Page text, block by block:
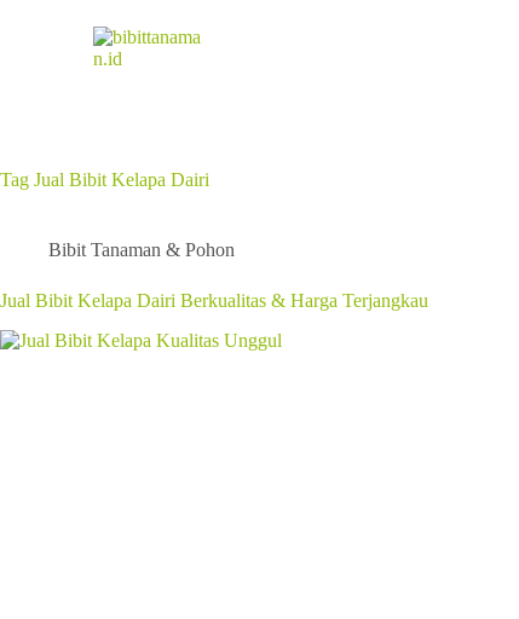
Tag Jual Bibit Kelapa Dairi
Bibit Tanaman & Pohon
Jual Bibit Kelapa Dairi Berkualitas & Harga Terjangkau